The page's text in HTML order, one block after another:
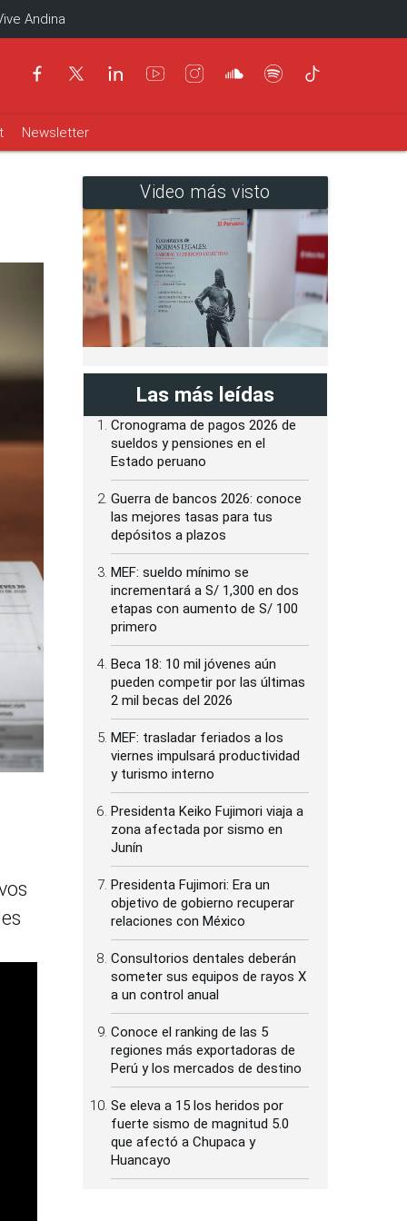
Andina
Newsletter
Video más visto
Las más leídas
Cronograma de pagos 2026 de
sueldos y pensiones en el
Estado peruano
Guerra de bancos 2026: conoce
las mejores tasas para tus
depósitos a plazos
MEF: sueldo mínimo se
incrementará a S/ 1,300 en dos
etapas con aumento de S/ 100
primero
Beca 18: 10 mil jóvenes aún
pueden competir por las últimas
2 mil becas del 2026
MEF: trasladar feriados a los
viernes impulsará productividad
y turismo interno
Presidenta Keiko Fujimori viaja a
zona afectada por sismo en
Junín
Presidenta Fujimori: Era un
objetivo de gobierno recuperar
relaciones con México
Consultorios dentales deberán
someter sus equipos de rayos X
a un control anual
Conoce el ranking de las 5
regiones más exportadoras de
Perú y los mercados de destino
Se eleva a 15 los heridos por
fuerte sismo de magnitud 5.0
que afectó a Chupaca y
Huancayo